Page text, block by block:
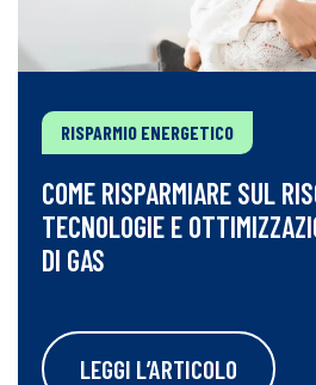
RISPARMIO ENERGETICO
COME RISPARMIARE SUL
TECNOLOGIE E
DI GAS
LEGGI L’ARTICOLO